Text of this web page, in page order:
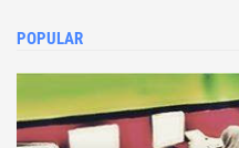
POPULAR